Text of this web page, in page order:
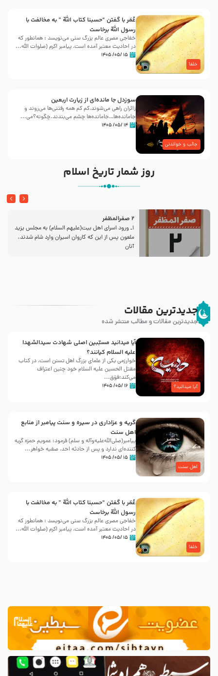
خلفا
عُمَر با گفتن “حسبنا كتاب اللّه ” به مخالفت با
رسول اللّه برخاست
خفاجی مصری عالم بزرگ سنی می‌نویسد : همانطور که
در احادیث معتبر آمده است، پیامبر اکرم (صلوات اللّه...
۱۵ /۰۵/ ۱۴۰۵
جالب و خواندنی
سوزدل جا مانده‌ای از زیارت اربعین
زائران راهی می‌شوند،کم‌ کم همه رفتنی‌ها می‌روند و
جامانده‌ها…جامانده‌ها چشم می‌بندند.چگونه؟می‌...
۱۴ /۰۵/ ۱۴۰۵
روز شمار تاریخ اسلام
2 صفرالمظفر
1ـ ورود اسراى اهل بیت‌(علیهم السلام) به مجلس یزید
ملعون پس از این كه كاروان اسیران وارد شام شدند،
آنان
جدیدترین مقالات
جدیدترین مقالات و مطالب منتشر شده
آیا میدانید؟
آیا میدانید مسبّبین اصلی شهادت سیدالشهدا
علیه ‌السلام کیانند؟
خوارزمی یکی از علمای بزرگ اهل تسنن است، در کتاب
مقتل الحسین علیه ‌السلام خود چنین اعتراف
می‌کند:فوَق...
۱۶ /۰۵/ ۱۴۰۵
اهل سنت
گریه و عزاداری در سیره و سنت پیامبر از منابع
اهل سنت
پیامبر(صلی‌الله‌علیه‌وآله و سلم) فرمود: عمویم حمزه گریه
کننده‌ای ندارد و پس از حادثه احد، صفیه خواهر...
۱۵ /۰۵/ ۱۴۰۵
خلفا
عُمَر با گفتن “حسبنا كتاب اللّه ” به مخالفت با
رسول اللّه برخاست
خفاجی مصری عالم بزرگ سنی می‌نویسد : همانطور که
در احادیث معتبر آمده است، پیامبر اکرم (صلوات اللّه...
۱۵ /۰۵/ ۱۴۰۵